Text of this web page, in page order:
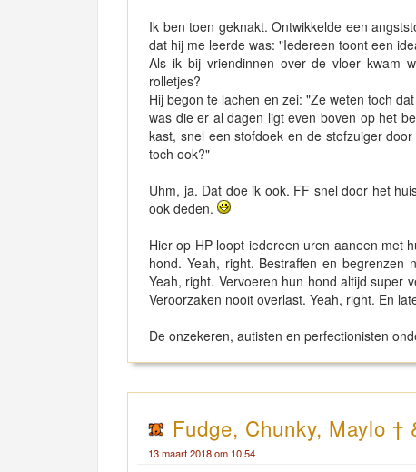
Ik ben toen geknakt. Ontwikkelde een
dat hij me leerde was: "Iedereen toont een
Als ik bij vriendinnen over de vloer kwam
rolletjes?
Hij begon te lachen en zei: "Ze weten toch
was die er al dagen ligt even boven op het
kast, snel een stofdoek en de stofzuiger
toch ook?"
Uhm, ja. Dat doe ik ook. FF snel door het
ook deden.
Hier op HP loopt iedereen uren aaneen met
hond. Yeah, right. Bestraffen en
Yeah, right. Vervoeren hun hond altijd super
Veroorzaken nooit overlast. Yeah, right. En
De onzekeren, autisten en perfectionisten
Fudge, Chunky, Maylo
13 maart 2018 om 10:54